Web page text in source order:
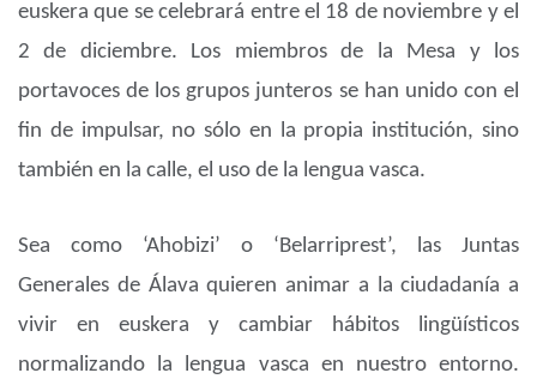
euskera que se celebrará entre el 18 de noviembre y el
2 de diciembre. Los miembros de la Mesa y los
portavoces de los grupos junteros se han unido con el
fin de impulsar, no sólo en la propia institución, sino
también en la calle, el uso de la lengua vasca.
Sea como ‘Ahobizi’ o ‘Belarriprest’, las Juntas
Generales de Álava quieren animar a la ciudadanía a
vivir en euskera y cambiar hábitos lingüísticos
normalizando la lengua vasca en nuestro entorno.